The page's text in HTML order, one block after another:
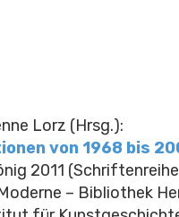
Lorz (Hrsg.):
von 1968 bis
2011
– Bibliothek